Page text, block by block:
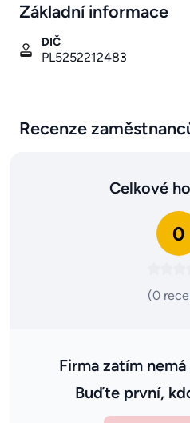
Základní informace
DIČ
PL5252212483
Recenze
Celkové
0
(0
Firma zatím
Buďte první,